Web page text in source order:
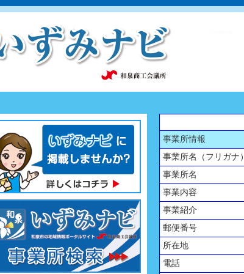
事業所情報
事業所名（フリガナ）
事業所名
事業内容
事業紹介
郵便番号
所在地
電話